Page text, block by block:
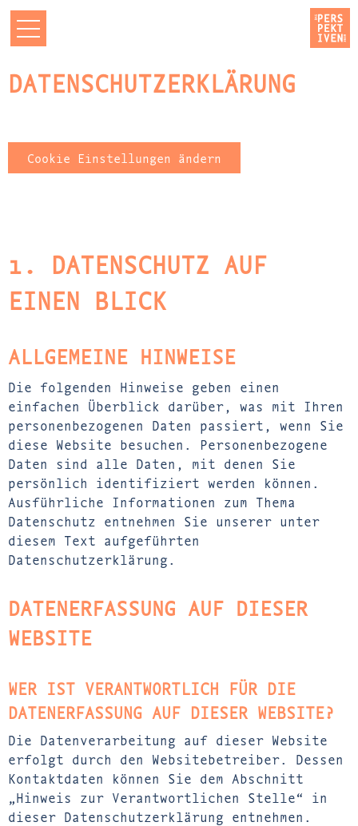
DA­TEN­SCHUTZ­ER­KLÄ­RUNG
Cookie Einstellungen ändern
1. DATENSCHUTZ AUF
EINEN BLICK
ALLGEMEINE HINWEISE
Die folgenden Hinweise geben einen
einfachen Überblick darüber, was mit Ihren
personenbezogenen Daten passiert, wenn Sie
diese Website besuchen. Personenbezogene
Daten sind alle Daten, mit denen Sie
persönlich identifiziert werden können.
Ausführliche Informationen zum Thema
Datenschutz entnehmen Sie unserer unter
diesem Text aufgeführten
Datenschutzerklärung.
DATENERFASSUNG AUF DIESER
WEBSITE
WER IST VERANTWORTLICH FÜR DIE
DATENERFASSUNG AUF DIESER WEBSITE?
Die Datenverarbeitung auf dieser Website
erfolgt durch den Websitebetreiber. Dessen
Kontaktdaten können Sie dem Abschnitt
„Hinweis zur Verantwortlichen Stelle“ in
dieser Datenschutzerklärung entnehmen.